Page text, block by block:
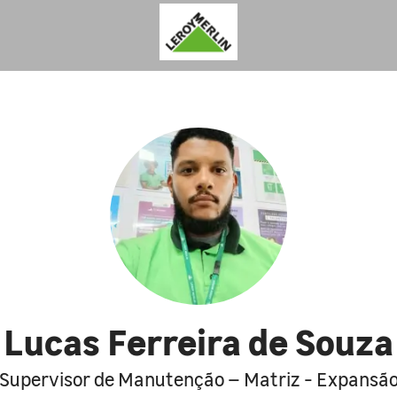
Lucas Ferreira de Souza
Supervisor de Manutenção – Matriz -